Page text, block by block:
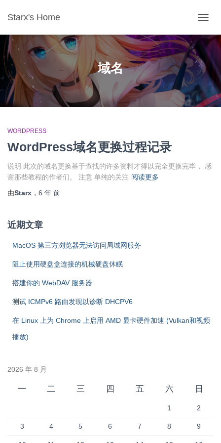
Starx's Home
域名
WORDPRESS
WordPress域名更换过程记录
说明 此次的域名更换基于查找的许多资料才得以完全更换完毕， 感
谢那些教程的作者们。 注意 单纯的关注 阅读更多
由Starx ， 6 年 前
近期文章
MacOS 第三方浏览器无法访问局域网服务
阻止使用硬盘盒连接的机械硬盘休眠
搭建你的 WebDAV 服务器
测试 ICMPv6 路由发现以诊断 DHCPV6
在 Linux 上为 Chrome 上启用 AMD 显卡硬件加速 (Vulkan和视频
播放)
2026 年 8 月
一 二 三 四 五 六 日
1 2
3 4 5 6 7 8 9